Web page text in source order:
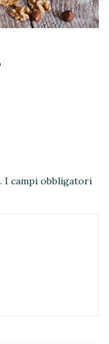
I campi obbligatori